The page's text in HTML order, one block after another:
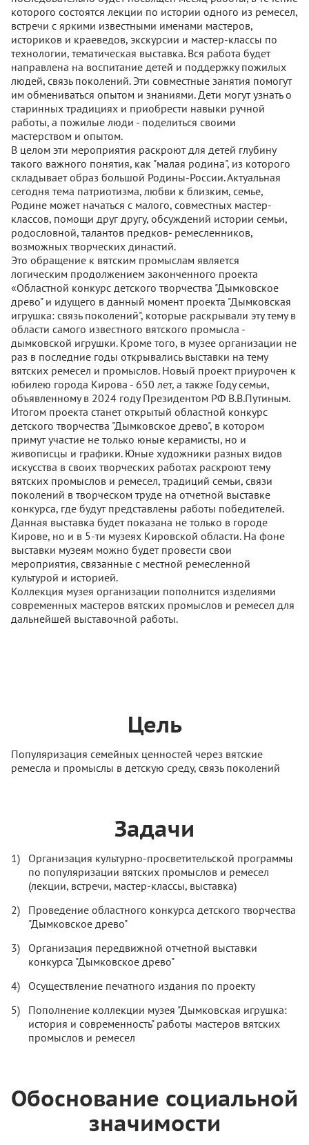
которого состоятся лекции по истории одного из ремесел,
встречи с яркими известными именами мастеров,
историков и краеведов, экскурсии и мастер-классы по
технологии, тематическая выставка. Вся работа будет
направлена на воспитание детей и поддержку пожилых
людей, связь поколений. Эти совместные занятия помогут
им обмениваться опытом и знаниями. Дети могут узнать о
старинных традициях и приобрести навыки ручной
работы, а пожилые люди - поделиться своими
мастерством и опытом.
В целом эти мероприятия раскроют для детей глубину
такого важного понятия, как "малая родина", из которого
складывает образ большой Родины-России. Актуальная
сегодня тема патриотизма, любви к близким, семье,
Родине может начаться с малого, совместных мастер-
классов, помощи друг другу, обсуждений истории семьи,
родословной, талантов предков- ремесленников,
возможных творческих династий.
Это обращение к вятским промыслам является
логическим продолжением законченного проекта
«Областной конкурс детского творчества "Дымковское
древо" и идущего в данный момент проекта "Дымковская
игрушка: связь поколений", которые раскрывали эту тему в
области самого известного вятского промысла -
дымковской игрушки. Кроме того, в музее организации не
раз в последние годы открывались выставки на тему
вятских ремесел и промыслов. Новый проект приурочен к
юбилею города Кирова - 650 лет, а также Году семьи,
объявленному в 2024 году Президентом РФ В.В.Путиным.
Итогом проекта станет открытый областной конкурс
детского творчества "Дымковское древо", в котором
примут участие не только юные керамисты, но и
живописцы и графики. Юные художники разных видов
искусства в своих творческих работах раскроют тему
вятских промыслов и ремесел, традиций семьи, связи
поколений в творческом труде на отчетной выставке
конкурса, где будут представлены работы победителей.
Данная выставка будет показана не только в городе
Кирове, но и в 5-ти музеях Кировской области. На фоне
выставки музеям можно будет провести свои
мероприятия, связанные с местной ремесленной
культурой и историей.
Коллекция музея организации пополнится изделиями
современных мастеров вятских промыслов и ремесел для
дальнейшей выставочной работы.
Цель
Популяризация семейных ценностей через вятские
ремесла и промыслы в детскую среду, связь поколений
Задачи
Организация культурно-просветительской программы
по популяризации вятских промыслов и ремесел
(лекции, встречи, мастер-классы, выставка)
Проведение областного конкурса детского творчества
"Дымковское древо"
Организация передвижной отчетной выставки
конкурса "Дымковское древо"
Осуществление печатного издания по проекту
Пополнение коллекции музея "Дымковская игрушка:
история и современность" работы мастеров вятских
промыслов и ремесел
Обоснование социальной
значимости